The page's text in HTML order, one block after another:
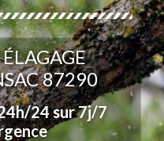
87290
24 sur 7j/7